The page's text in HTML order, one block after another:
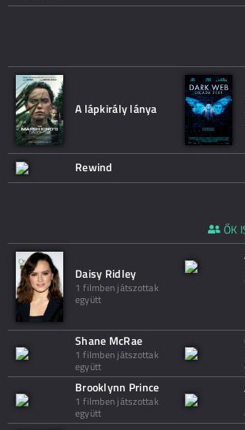
A lápkirály lánya
Rewind
ŐK
Daisy Ridley
1 filmben játszottak
együtt
Shane McRae
1 filmben játszottak
együtt
Brooklynn Prince
1 filmben játszottak
együtt